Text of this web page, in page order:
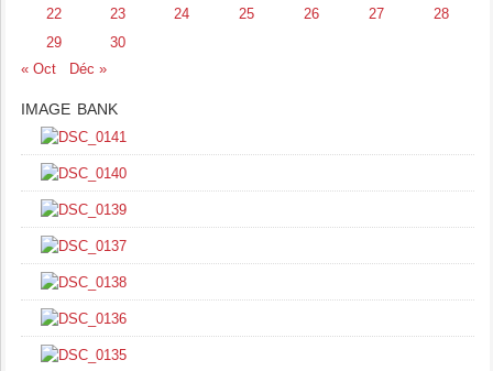
22
23 24 25 26 27
28
29
30
« Oct
Déc »
IMAGE BANK